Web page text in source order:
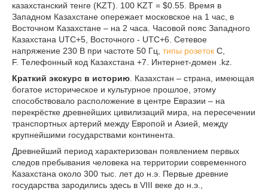
казахстанский тенге (KZT). 100 KZT = $0.55. Время в
Западном Казахстане опережает московское на 1 час, в
Восточном Казахстане – на 2 часа. Часовой пояс Западного
Казахстана UTC+5, Восточного - UTC+6. Сетевое
напряжение 230 В при частоте 50 Гц, типы розеток C,
F. Телефонный код Казахстана +7. Интернет-домен .kz.
Краткий экскурс в историю . Казахстан – страна, имеющая
богатое историческое и культурное прошлое, этому
способствовало расположение в центре Евразии – на
перекрёстке древнейших цивилизаций мира, на пересечении
транспортных артерий между Европой и Азией, между
крупнейшими государствами континента.
Древнейший период характеризован появлением первых
следов пребывания человека на территории современного
Казахстана около 300 тыс. лет до н.э. Первые древние
государства зародились здесь в VІІІ веке до н.э.,